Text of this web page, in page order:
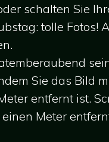
schalten Sie
tolle Fotos!
Sie das Bild
entfernt ist.
Meter